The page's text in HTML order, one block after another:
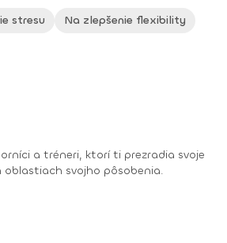
stresu Na zlepšenie flexibility
a tréneri, ktorí ti prezradia svoje
svojho pôsobenia.